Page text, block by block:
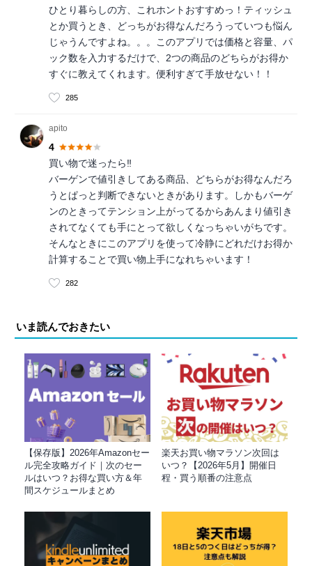
ひとり暮らしの方、これホントおすすめっ！ティッシュ
とか買うとき、どっちがお得なんだろうっていつも悩ん
じゃうんですよね。。。このアプリでは価格と容量、パ
ック数を入力するだけで、2つの商品のどちらがお得か
すぐに教えてくれます。便利すぎて手放せない！！
285
apito
4
買い物で迷ったら‼
バーゲンで値引きしてある商品、どちらがお得なんだろ
うとぱっと判断できないときがあります。しかもバーゲ
ンのときってテンション上がってるからあんまり値引き
されてなくても手にとって欲しくなっちゃいがちです。
そんなときにこのアプリを使って冷静にどれだけお得か
計算することで買い物上手になれちゃいます！
282
いま読んでおきたい
【保存版】2026年Amazonセー
ル完全攻略ガイド｜次のセー
ルはいつ？お得な買い方＆年
間スケジュールまとめ
楽天お買い物マラソン次回は
いつ？【2026年5月】開催日
程・買う順番の注意点